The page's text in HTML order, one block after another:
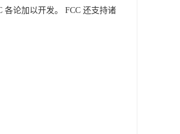
论加以开发。 FCC 还支持诸